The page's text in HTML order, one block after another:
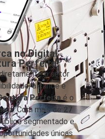
no Digital
Perfeita!
o setor
alcance e
Perfeitaé o
Com mais de27
segmentado e
únicas